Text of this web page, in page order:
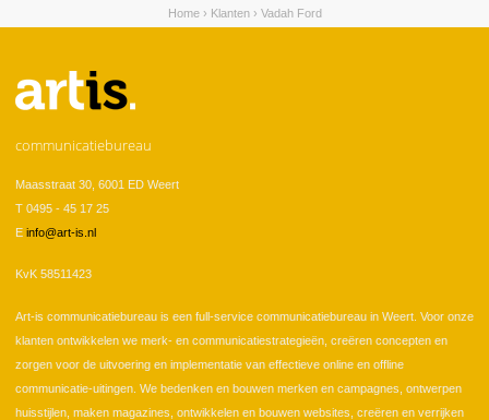
U bent hier
Home› Klanten› Vadah Ford
communicatiebureau
Maasstraat 30, 6001 ED Weert
T 0495 - 45 17 25
E info@art-is.nl
KvK 58511423
Art-is communicatiebureau is een full-service communicatiebureau in Weert. Voor onze
klanten ontwikkelen we merk- en communicatiestrategieën, creëren concepten en
zorgen voor de uitvoering en implementatie van effectieve online en offline
communicatie-uitingen. We bedenken en bouwen merken en campagnes, ontwerpen
huisstijlen, maken magazines, ontwikkelen en bouwen websites, creëren en verrijken